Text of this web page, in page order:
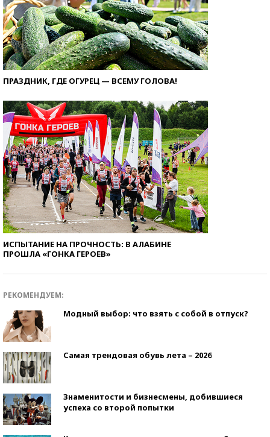
ПРАЗДНИК, ГДЕ ОГУРЕЦ — ВСЕМУ ГОЛОВА!
ИСПЫТАНИЕ НА ПРОЧНОСТЬ: В АЛАБИНЕ
ПРОШЛА «ГОНКА ГЕРОЕВ»
РЕКОМЕНДУЕМ:
Модный выбор: что взять с собой в отпуск?
Самая трендовая обувь лета – 2026
Знаменитости и бизнесмены, добившиеся
успеха со второй попытки